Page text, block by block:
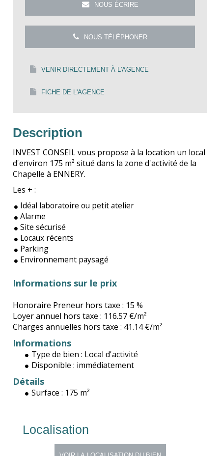
NOUS ÉCRIRE
NOUS TÉLÉPHONER
VENIR DIRECTEMENT À L'AGENCE
FICHE DE L'AGENCE
Description
INVEST CONSEIL vous propose à la location un local
d'environ 175 m² situé dans la zone d'activité de la
Chapelle à ENNERY.
Les + :
Idéal laboratoire ou petit atelier
Alarme
Site sécurisé
Locaux récents
Parking
Environnement paysagé
Informations sur le prix
Honoraire Preneur hors taxe : 15 %
Loyer annuel hors taxe : 116.57 €/m²
Charges annuelles hors taxe : 41.14 €/m²
Informations
Type de bien : Local d'activité
Disponible : immédiatement
Détails
Surface : 175 m²
Localisation